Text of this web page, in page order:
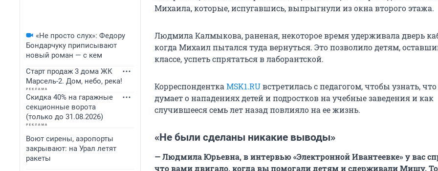
«Не просто слух»: Федору
Бондарчуку приписывают
новый роман — с кем
Старт продаж 3 дома ЖК
Марсель-2. Дом, небо, река!
Скидка 40% на гаражные
секционные ворота
(только до 31.08.2026)
Воют сирены, аэропорты
закрывают: на Урал летят
ракеты
Михаила, которые, испугавшись, выпрыгнули из окна второго этажа.
Людмила Калмыкова, раненая, некоторое время удерживала дверь
когда Михаил пытался туда вернуться. Это позволило детям,
классе, успеть спрятаться в лаборантской.
Корреспондентка MSK1.RUвстретилась с педагогом, чтобы узнать,
думает о нападениях детей и подростков на учебные заведения и как
случившееся семь лет назад повлияло на ее жизнь.
«Не были сделаны никакие выводы»
— Людмила Юрьевна, в интервью «Электронной Ивантеевке» у вас
что вами двигало, когда вы помогали детям и сдерживали Мишу.